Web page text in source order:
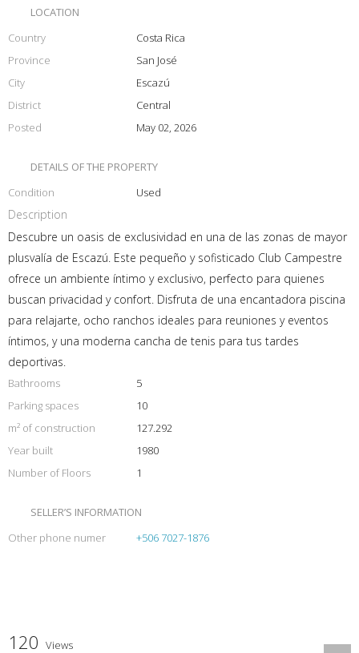
LOCATION
Country
Costa Rica
Province
San José
City
Escazú
District
Central
Posted
May 02, 2026
DETAILS OF THE PROPERTY
Condition
Used
Description
Descubre un oasis de exclusividad en una de las zonas de mayor
plusvalía de Escazú. Este pequeño y sofisticado Club Campestre
ofrece un ambiente íntimo y exclusivo, perfecto para quienes
buscan privacidad y confort. Disfruta de una encantadora piscina
para relajarte, ocho ranchos ideales para reuniones y eventos
íntimos, y una moderna cancha de tenis para tus tardes
deportivas.
Bathrooms
5
Parking spaces
10
m² of construction
127.292
Year built
1980
Number of Floors
1
SELLER’S INFORMATION
Other phone numer
+506 7027-1876
120 Views